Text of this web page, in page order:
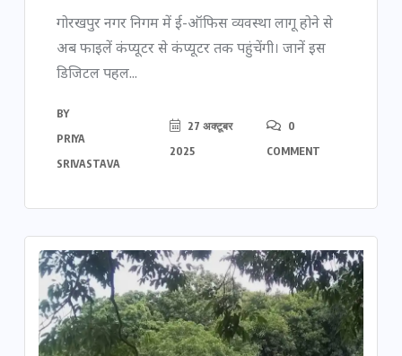
गोरखपुर नगर निगम में ई-ऑफिस व्यवस्था लागू होने से
अब फाइलें कंप्यूटर से कंप्यूटर तक पहुंचेंगी। जानें इस
डिजिटल पहल...
BY
PRIYA
SRIVASTAVA
27 अक्टूबर
2025
0
COMMENT